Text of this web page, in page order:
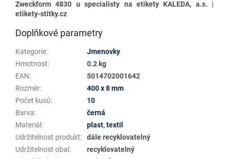
Zweckform 4830 u specialisty na etikety KALEDA, a.s. |
etikety-stitky.cz
Doplňkové parametry
Kategorie:
Jmenovky
Hmotnost:
0.2 kg
EAN:
5014702001642
Rozměr:
400 x 8 mm
Počet kusů:
10
Barva:
černá
Materiál : plast,textil
Udržitelnost produkt:
dále recyklovatelný
Udržitelnost obal :
recyklovatelný